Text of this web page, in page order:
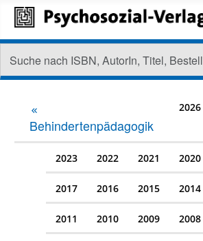
Behindertenpädagogik
2026
2023 2022 2021 2020
2017 2016 2015 2014
2011 2010 2009 2008